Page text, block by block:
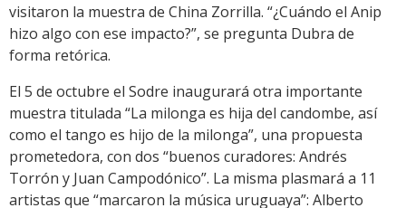
visitaron la muestra de China Zorrilla. “¿Cuándo el Anip
hizo algo con ese impacto?”, se pregunta Dubra de
forma retórica.
El 5 de octubre el Sodre inaugurará otra importante
muestra titulada “La milonga es hija del candombe, así
como el tango es hijo de la milonga”, una propuesta
prometedora, con dos “buenos curadores: Andrés
Torrón y Juan Campodónico”. La misma plasmará a 11
artistas que “marcaron la música uruguaya”: Alberto